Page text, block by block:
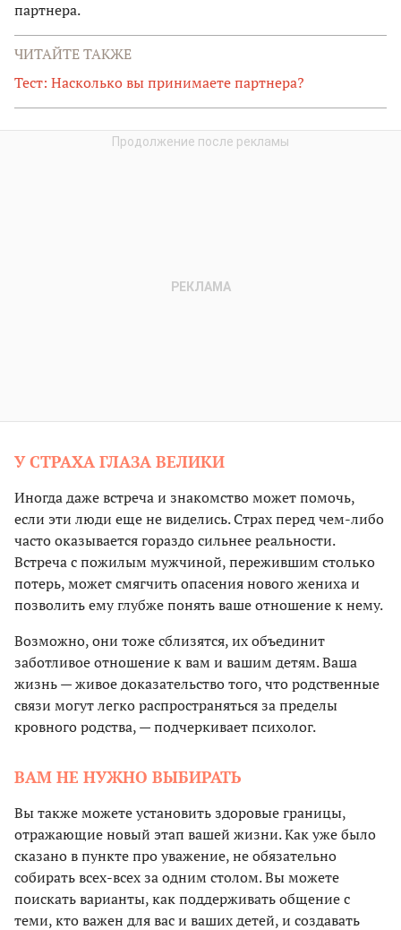
партнера.
ЧИТАЙТЕ ТАКЖЕ
Тест: Насколько вы принимаете партнера?
У СТРАХА ГЛАЗА ВЕЛИКИ
Иногда даже встреча и знакомство может помочь,
если эти люди еще не виделись. Страх перед чем-либо
часто оказывается гораздо сильнее реальности.
Встреча с пожилым мужчиной, пережившим столько
потерь, может смягчить опасения нового жениха и
позволить ему глубже понять ваше отношение к нему.
Возможно, они тоже сблизятся, их объединит
заботливое отношение к вам и вашим детям. Ваша
жизнь — живое доказательство того, что родственные
связи могут легко распространяться за пределы
кровного родства, — подчеркивает психолог.
ВАМ НЕ НУЖНО ВЫБИРАТЬ
Вы также можете установить здоровые границы,
отражающие новый этап вашей жизни. Как уже было
сказано в пункте про уважение, не обязательно
собирать всех-всех за одним столом. Вы можете
поискать варианты, как поддерживать общение с
теми, кто важен для вас и ваших детей, и создавать